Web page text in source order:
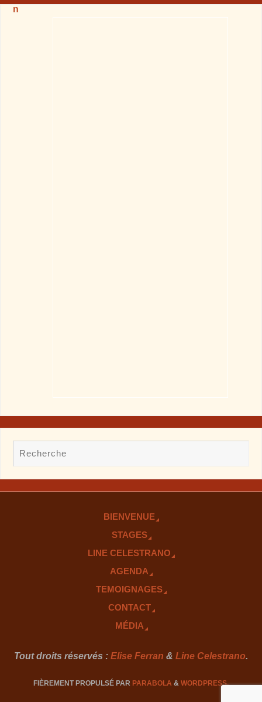
BIENVENUE
STAGES
LINE CELESTRANO
AGENDA
TEMOIGNAGES
CONTACT
MÉDIA
Tout droits réservés : Elise Ferran & Line Celestrano.
FIÈREMENT PROPULSÉ PAR PARABOLA & WORDPRESS.